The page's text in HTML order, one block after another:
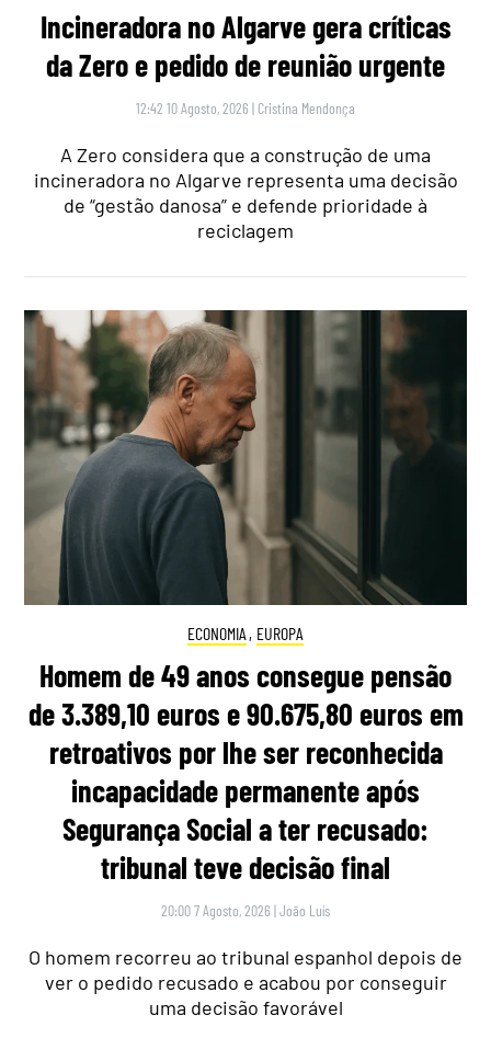
Incineradora no Algarve gera críticas
da Zero e pedido de reunião urgente
12:42 10 Agosto, 2026 | Cristina Mendonça
A Zero considera que a construção de uma
incineradora no Algarve representa uma decisão
de “gestão danosa” e defende prioridade à
reciclagem
ECONOMIA , EUROPA
Homem de 49 anos consegue pensão
de 3.389,10 euros e 90.675,80 euros em
retroativos por lhe ser reconhecida
incapacidade permanente após
Segurança Social a ter recusado:
tribunal teve decisão final
20:00 7 Agosto, 2026 |João Luís
O homem recorreu ao tribunal espanhol depois de
ver o pedido recusado e acabou por conseguir
uma decisão favorável